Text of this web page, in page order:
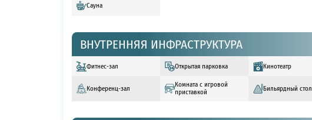
Сауна
ВНУТРЕННЯЯ ИНФРАСТРУКТУРА
Фитнес-зал Открытая парковка Кинотеатр
Конференц-зал
Комната с игровой
приставкой
Бильярдный стол